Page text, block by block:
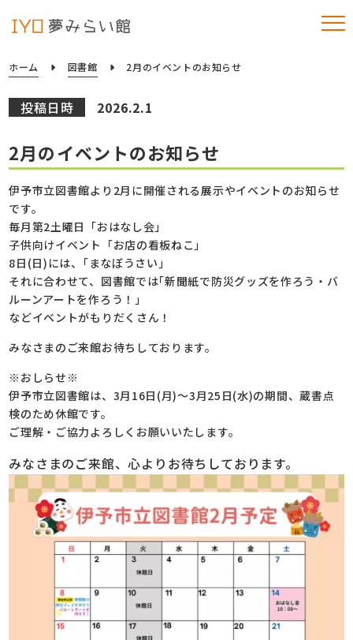
ホーム 図書館 2月のイベントのお知らせ
投稿日時 2026.2.1
2月のイベントのお知らせ
伊予市立図書館より2月に開催される展示やイベントのお知らせ
です。
毎月第2土曜日「おはなし会」
子供向けイベント「お店の看板ねこ」
8日(日)には、｢まなぼうさい｣
それに合わせて、図書館では｢新聞紙で防災グッズを作ろう・バ
ルーンアートを作ろう！｣
などイベントがもりだくさん！
みなさまのご来館お待ちしております。
※おしらせ※
伊予市立図書館は、3月16日(月)～3月25日(水)の期間、蔵書点
検のため休館です。
ご理解・ご協力よろしくお願いいたします。
みなさまのご来館、心よりお待ちしております。